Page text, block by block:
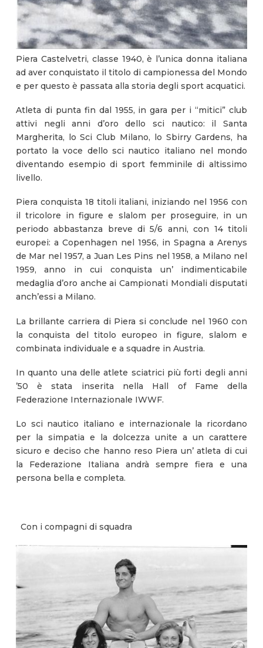
Piera Castelvetri, classe 1940, è l’unica donna italiana
ad aver conquistato il titolo di campionessa del Mondo
e per questo è passata alla storia degli sport acquatici.
Atleta di punta fin dal 1955, in gara per i “mitici” club
attivi negli anni d’oro dello sci nautico: il Santa
Margherita, lo Sci Club Milano, lo Sbirry Gardens, ha
portato la voce dello sci nautico italiano nel mondo
diventando esempio di sport femminile di altissimo
livello.
Piera conquista 18 titoli italiani, iniziando nel 1956 con
il tricolore in figure e slalom per proseguire, in un
periodo abbastanza breve di 5/6 anni, con 14 titoli
europei: a Copenhagen nel 1956, in Spagna a Arenys
de Mar nel 1957, a Juan Les Pins nel 1958, a Milano nel
1959, anno in cui conquista un’ indimenticabile
medaglia d’oro anche ai Campionati Mondiali disputati
anch’essi a Milano.
La brillante carriera di Piera si conclude nel 1960 con
la conquista del titolo europeo in figure, slalom e
combinata individuale e a squadre in Austria.
In quanto una delle atlete sciatrici più forti degli anni
’50 è stata inserita nella Hall of Fame della
Federazione Internazionale IWWF.
Lo sci nautico italiano e internazionale la ricordano
per la simpatia e la dolcezza unite a un carattere
sicuro e deciso che hanno reso Piera un’ atleta di cui
la Federazione Italiana andrà sempre fiera e una
persona bella e completa.
Con i compagni di squadra